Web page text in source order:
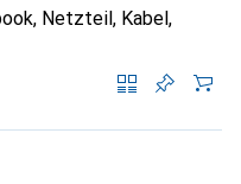
Netzteil, Kabel,